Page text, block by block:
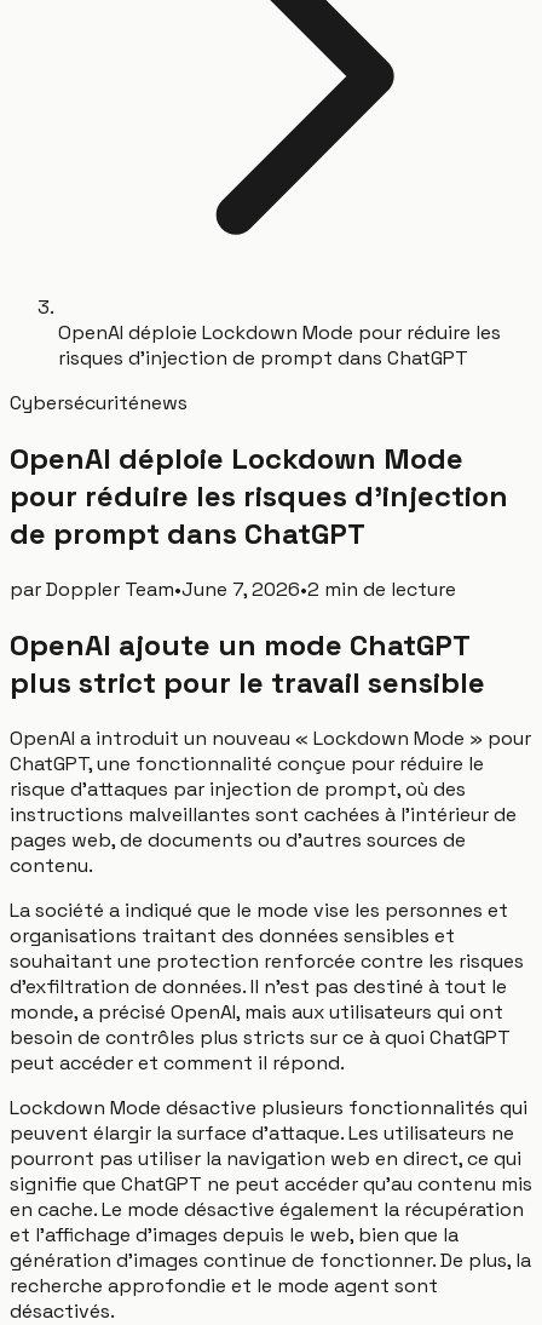
OpenAI déploie Lockdown Mode pour réduire les
risques d'injection de prompt dans ChatGPT
Cybersécuriténews
OpenAI déploie Lockdown Mode
pour réduire les risques d'injection
de prompt dans ChatGPT
parDoppler Team•June 7, 2026•2 min de lecture
OpenAI ajoute un mode ChatGPT
plus strict pour le travail sensible
OpenAI a introduit un nouveau « Lockdown Mode » pour
ChatGPT, une fonctionnalité conçue pour réduire le
risque d'attaques par injection de prompt, où des
instructions malveillantes sont cachées à l'intérieur de
pages web, de documents ou d'autres sources de
contenu.
La société a indiqué que le mode vise les personnes et
organisations traitant des données sensibles et
souhaitant une protection renforcée contre les risques
d'exfiltration de données. Il n'est pas destiné à tout le
monde, a précisé OpenAI, mais aux utilisateurs qui ont
besoin de contrôles plus stricts sur ce à quoi ChatGPT
peut accéder et comment il répond.
Lockdown Mode désactive plusieurs fonctionnalités qui
peuvent élargir la surface d'attaque. Les utilisateurs ne
pourront pas utiliser la navigation web en direct, ce qui
signifie que ChatGPT ne peut accéder qu'au contenu mis
en cache. Le mode désactive également la récupération
et l'affichage d'images depuis le web, bien que la
génération d'images continue de fonctionner. De plus, la
recherche approfondie et le mode agent sont
désactivés.